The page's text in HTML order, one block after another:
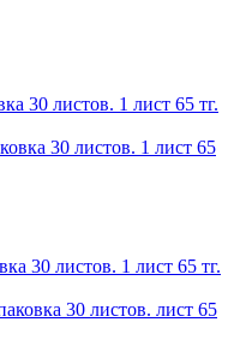
30 листов. 1 лист 65 тг.
30 листов. 1 лист 65 тг.